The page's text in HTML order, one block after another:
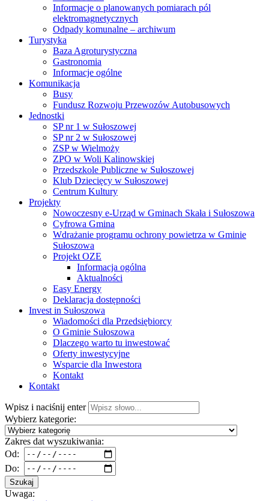
Informacje o planowanych pomiarach pól
elektromagnetycznych
Odpady komunalne – archiwum
Turystyka
Baza Agroturystyczna
Gastronomia
Informacje ogólne
Komunikacja
Busy
Fundusz Rozwoju Przewozów Autobusowych
Jednostki
SP nr 1 w Sułoszowej
SP nr 2 w Sułoszowej
ZSP w Wielmoży
ZPO w Woli Kalinowskiej
Przedszkole Publiczne w Sułoszowej
Klub Dziecięcy w Sułoszowej
Centrum Kultury
Projekty
Nowoczesny e-Urząd w Gminach Skała i Sułoszowa
Cyfrowa Gmina
Wdrażanie programu ochrony powietrza w Gminie
Sułoszowa
Projekt OZE
Informacja ogólna
Aktualności
Easy Energy
Deklaracja dostępności
Invest in Sułoszowa
Wiadomości dla Przedsiębiorcy
O Gminie Sułoszowa
Dlaczego warto tu inwestować
Oferty inwestycyjne
Wsparcie dla Inwestora
Kontakt
Kontakt
Wpisz i naciśnij enter
Wybierz kategorie:
Zakres dat wyszukiwania:
Od:
Do:
Szukaj
Uwaga: